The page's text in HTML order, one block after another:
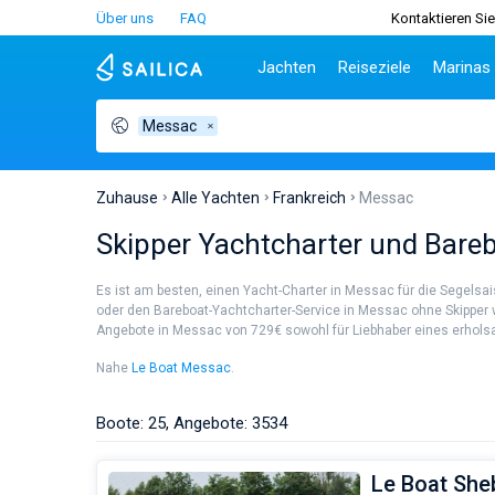
Über uns FAQ Kontaktieren
Jachten
Griechenland
Türkei
Frankreich
Seychellen
Bahamas
Reiseziele
Split
Biograd
Lefkada
Volos
Marinas
Messac
Zuhause Alle Yachten Frankreich Messac
Skipper Yachtcharter und
Es ist am besten, einen Yacht-Charter in Messac für die
oder den Bareboat-Yachtcharter-Service in Messac ohne
Angebote in Messac von 729€ sowohl für Liebhaber eines
Nahe Le Boat Messac.
Boote: 25, Angebote: 3534
Le Boat